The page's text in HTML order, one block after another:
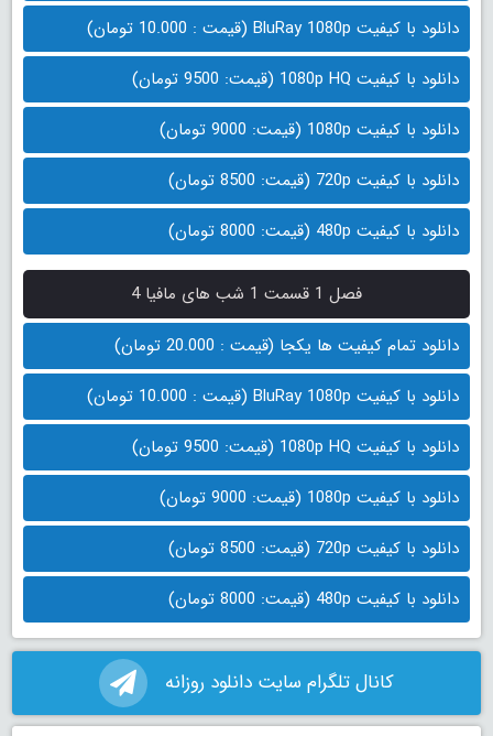
دانلود با کیفیت BluRay 1080p (قیمت : 10.000 تومان)
دانلود با کیفیت 1080p HQ (قیمت: 9500 تومان)
دانلود با کیفیت 1080p (قیمت: 9000 تومان)
دانلود با کیفیت 720p (قیمت: 8500 تومان)
دانلود با کیفیت 480p (قیمت: 8000 تومان)
فصل 1 قسمت 1 شب های مافیا 4
دانلود تمام کیفیت ها یکجا (قیمت : 20.000 تومان)
دانلود با کیفیت BluRay 1080p (قیمت : 10.000 تومان)
دانلود با کیفیت 1080p HQ (قیمت: 9500 تومان)
دانلود با کیفیت 1080p (قیمت: 9000 تومان)
دانلود با کیفیت 720p (قیمت: 8500 تومان)
دانلود با کیفیت 480p (قیمت: 8000 تومان)
کانال تلگرام سایت دانلود روزانه